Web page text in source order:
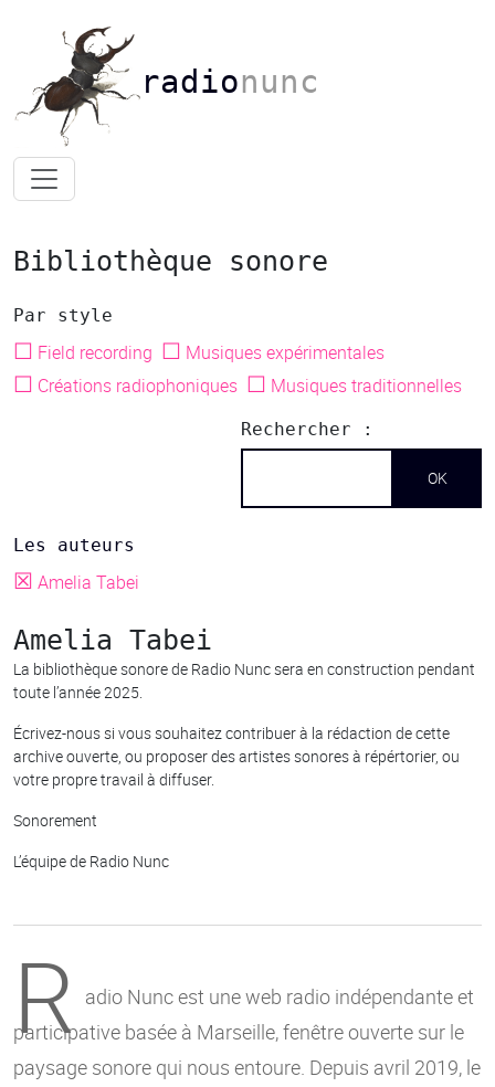
radionunc
Bibliothèque sonore
Par style
☐ Field recording ☐ Musiques expérimentales
☐ Créations radiophoniques ☐ Musiques traditionnelles
Rechercher :
Les auteurs
☒ Amelia Tabei
Amelia Tabei
La bibliothèque sonore de Radio Nunc sera en construction pendant
toute l’année 2025.
Écrivez-nous si vous souhaitez contribuer à la rédaction de cette
archive ouverte, ou proposer des artistes sonores à répértorier, ou
votre propre travail à diffuser.
Sonorement
L’équipe de Radio Nunc
R adio Nunc est une web radio indépendante et
participative basée à Marseille, fenêtre ouverte sur le
paysage sonore qui nous entoure. Depuis avril 2019, le